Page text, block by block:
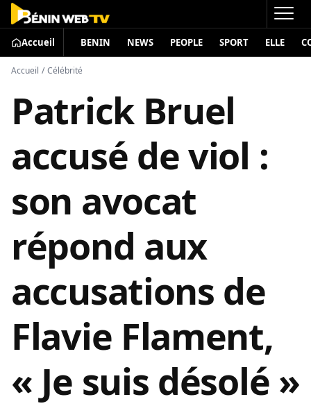
Accueil BENIN NEWS PEOPLE SPORT ELLE
Accueil / Célébrité
Patrick Bruel
accusé de viol :
son avocat
répond aux
accusations de
Flavie Flament,
« Je suis désolé »